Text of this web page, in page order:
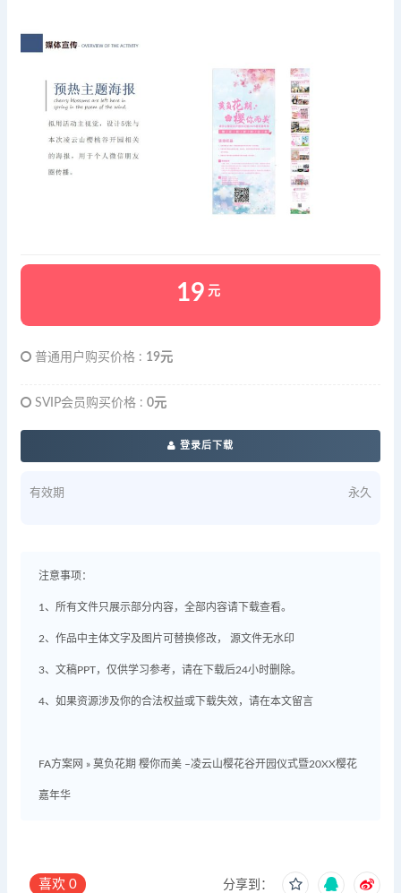
19 元
普通用户购买价格 : 19元
SVIP会员购买价格 : 0元
登录后下载
有效期 永久
注意事项：
1、所有文件只展示部分内容，全部内容请下载查看。
2、作品中主体文字及图片可替换修改， 源文件无水印
3、文稿PPT，仅供学习参考，请在下载后24小时删除。
4、如果资源涉及你的合法权益或下载失效，请在本文留言
FA方案网 » 莫负花期 樱你而美 –凌云山樱花谷开园仪式暨20XX樱花
嘉年华
喜欢 0 分享到：